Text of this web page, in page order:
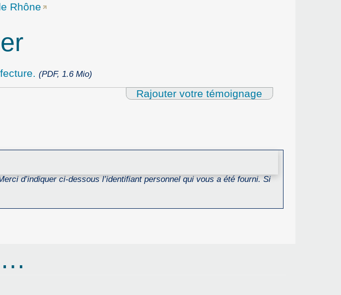
Rhône
(PDF, 1.6 Mio)
Rajouter votre témoignage
d’indiquer ci-dessous l’identifiant personnel qui vous a été fourni. Si